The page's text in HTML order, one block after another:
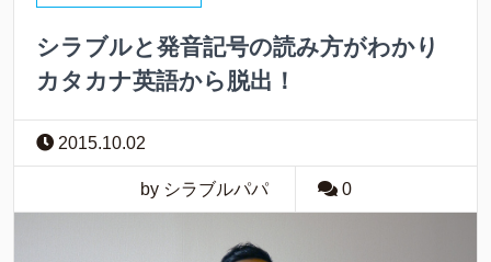
シラブルと発音記号の読み方がわかり
カタカナ英語から脱出！
2015.10.02
by シラブルパパ 0